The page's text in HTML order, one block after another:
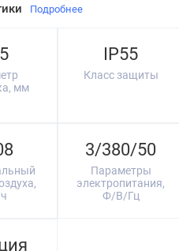
Подробнее
мм
IP55
Класс защиты
3/380/50
Параметры
электропитания,
Ф/В/Гц